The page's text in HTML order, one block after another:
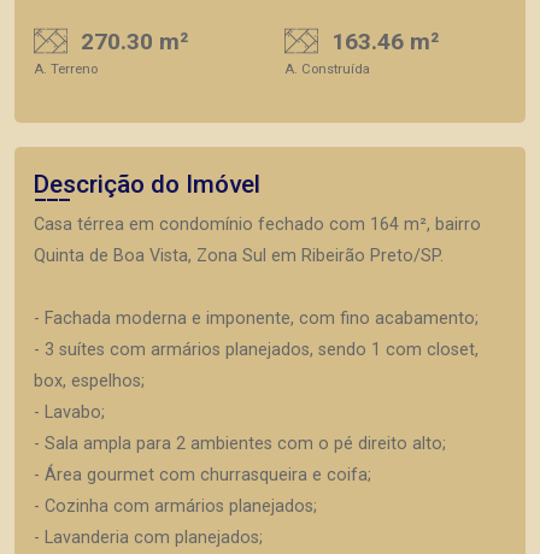
270.30 m²
A. Terreno
163.46 m²
A. Construída
Descrição do Imóvel
Casa térrea em condomínio fechado com 164 m², bairro
Quinta de Boa Vista, Zona Sul em Ribeirão Preto/SP.
- Fachada moderna e imponente, com fino acabamento;
- 3 suítes com armários planejados, sendo 1 com closet,
box, espelhos;
- Lavabo;
- Sala ampla para 2 ambientes com o pé direito alto;
- Área gourmet com churrasqueira e coifa;
- Cozinha com armários planejados;
- Lavanderia com planejados;